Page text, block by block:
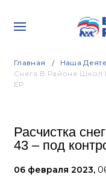
Главная Наша
Снега В Районе Школ
ЕР
Расчистка
43 – под
06 февраля 2023,